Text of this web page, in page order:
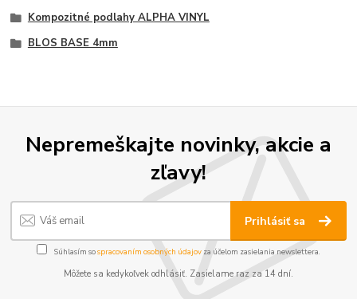
Kompozitné podlahy ALPHA VINYL
BLOS BASE 4mm
Nepremeškajte novinky, akcie a
zľavy!
Prihlásiť sa
Súhlasím sospracovaním osobných údajov za účelom zasielania newslettera.
Môžete sa kedykoľvek odhlásiť. Zasielame raz za 14 dní.